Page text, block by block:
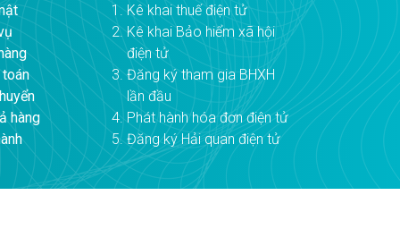
toán
hàng
Kê khai thuế điện tử
Kê khai Bảo hiểm xã hội
điện tử
Đăng ký tham gia BHXH
lần đầu
Phát hành hóa đơn điện tử
Đăng ký Hải quan điện tử